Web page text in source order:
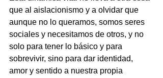
que al aislacionismo y a olvidar que
aunque no lo queramos, somos seres
sociales y necesitamos de otros, y no
solo para tener lo básico y para
sobrevivir, sino para dar identidad,
amor y sentido a nuestra propia